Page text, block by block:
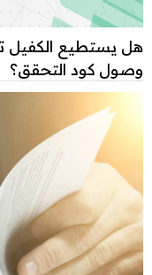
هل يستطيع الكفيل
وصول كود التحقق؟